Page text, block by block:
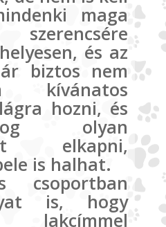
maga
és az
biztos nem
hozni, és
olyan
elkapni,
is halhat.
csoportban
is, hogy